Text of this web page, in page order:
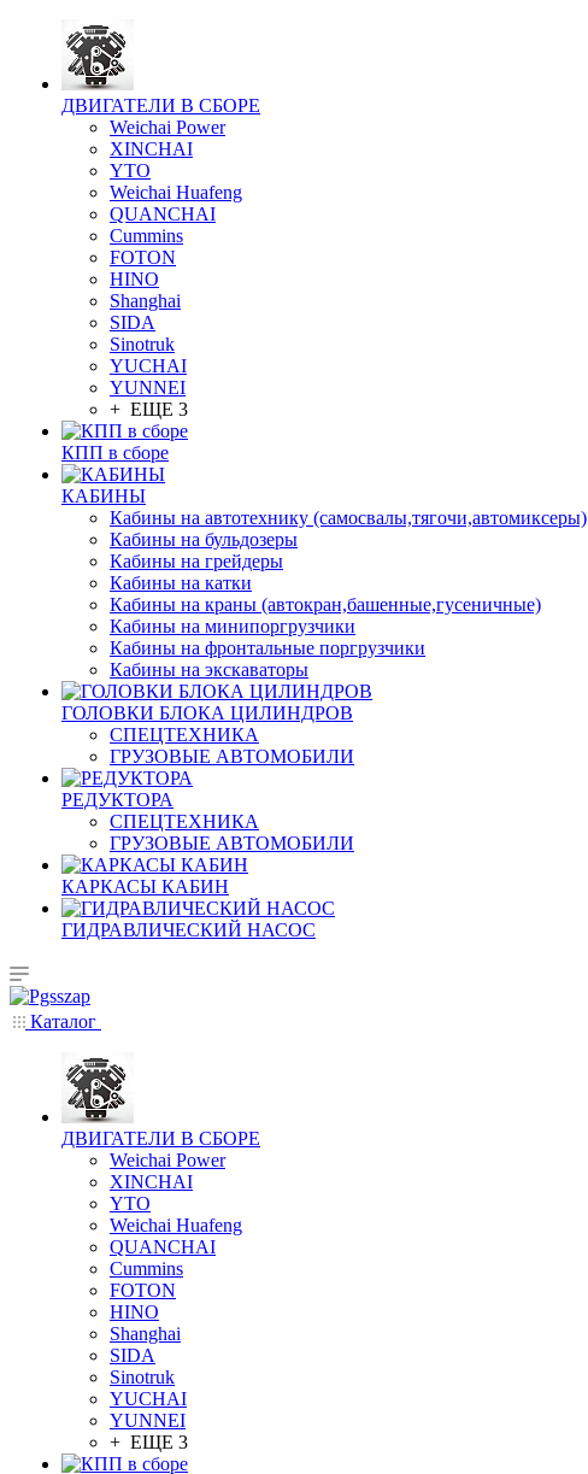
ДВИГАТЕЛИ В СБОРЕ
Weichai Power
XINCHAI
YTO
Weichai Huafeng
QUANCHAI
Cummins
FOTON
HINO
Shanghai
SIDA
Sinotruk
YUCHAI
YUNNEI
+ ЕЩЕ 3
КПП в сборе
КАБИНЫ
Кабины на автотехнику (самосвалы,тягочи,автомиксеры)
Кабины на бульдозеры
Кабины на грейдеры
Кабины на катки
Кабины на краны (автокран,башенные,гусеничные)
Кабины на минипоргрузчики
Кабины на фронтальные поргрузчики
Кабины на экскаваторы
ГОЛОВКИ БЛОКА ЦИЛИНДРОВ
СПЕЦТЕХНИКА
ГРУЗОВЫЕ АВТОМОБИЛИ
РЕДУКТОРА
СПЕЦТЕХНИКА
ГРУЗОВЫЕ АВТОМОБИЛИ
КАРКАСЫ КАБИН
ГИДРАВЛИЧЕСКИЙ НАСОС
Каталог
ДВИГАТЕЛИ В СБОРЕ
Weichai Power
XINCHAI
YTO
Weichai Huafeng
QUANCHAI
Cummins
FOTON
HINO
Shanghai
SIDA
Sinotruk
YUCHAI
YUNNEI
+ ЕЩЕ 3